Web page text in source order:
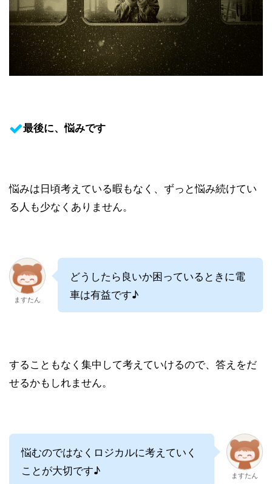
最後に、悩みです
悩みは日頃考えている暇もなく、ずっと悩み続けてい
る人も少なくありません。
ますたん
どうしたら良いか困っているときに電
車は有益です♪
することもなく集中して考えていけるので、答えをだ
せるかもしれません。
悩むのではなくロジカルに考えていく
ことが大切です♪
ますたん